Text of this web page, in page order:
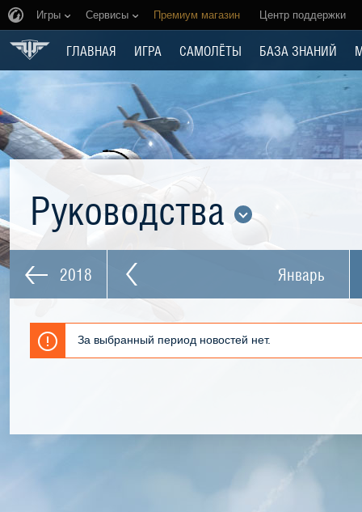
Игры Сервисы Премиум магазин Центр поддержки
ГЛАВНАЯ ИГРА САМОЛЁТЫ БАЗА ЗНАНИЙ
Руководства
2018 Январь
За выбранный период новостей нет.